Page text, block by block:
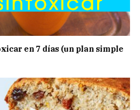
en 7 días (un plan simple